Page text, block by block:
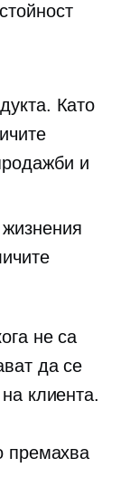
Като
и
не са
да се
клиента.
премахва